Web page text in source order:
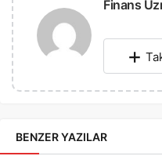
Finans
BENZER YAZILAR